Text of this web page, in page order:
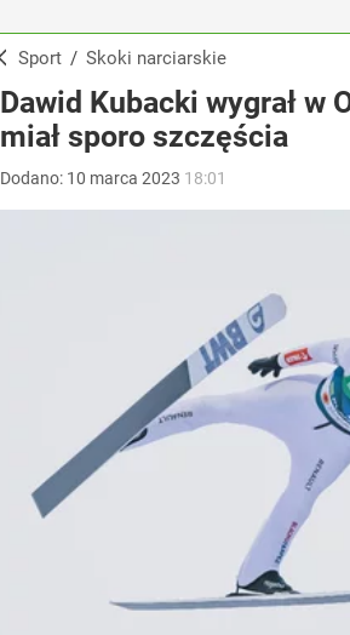
Sport / Skoki narciarskie
Dawid Kubacki wygrał w
miał sporo szczęścia
Dodano: 10 marca 2023 18:01